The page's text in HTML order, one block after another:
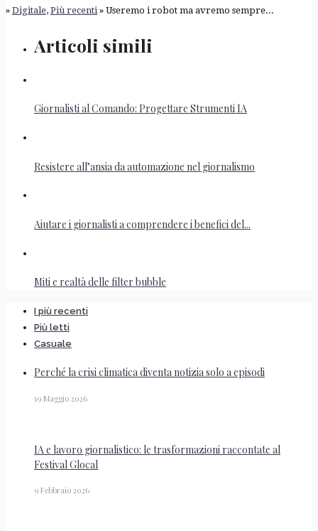
» Digitale, Più recenti » Useremo i robot ma avremo sempre...
Articoli simili
Giornalisti al Comando: Progettare Strumenti IA
Resistere all’ansia da automazione nel giornalismo
Aiutare i giornalisti a comprendere i benefici del...
Miti e realtà delle filter bubble
I più recenti
Più letti
Casuale
Perché la crisi climatica diventa notizia solo a episodi
19 Maggio 2026
IA e lavoro giornalistico: le trasformazioni raccontate al
Festival Glocal
9 Febbraio 2026